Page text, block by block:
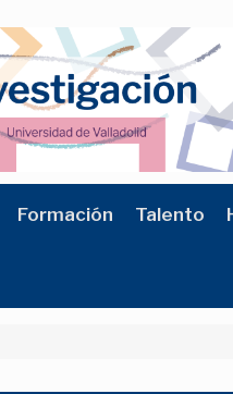
Formación Talento